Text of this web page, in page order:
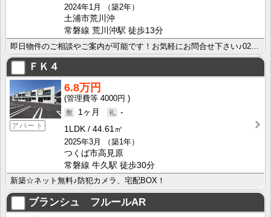
2024年1月
（築2年）
土浦市荒川沖
常磐線 荒川沖駅 徒歩13分
ＦＫ４
アパート
6.8万円
4000円
1ヶ月
-
1LDK
44.61㎡
2025年3月
（築1年）
つくば市高見原
常磐線 牛久駅 徒歩30分
新築☆ネット無料♪防犯カメラ、宅配BOX！
ブランシュ フルールAR